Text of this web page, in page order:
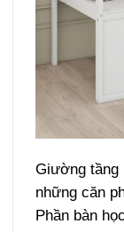
Giường tầng
những căn
Phần bàn